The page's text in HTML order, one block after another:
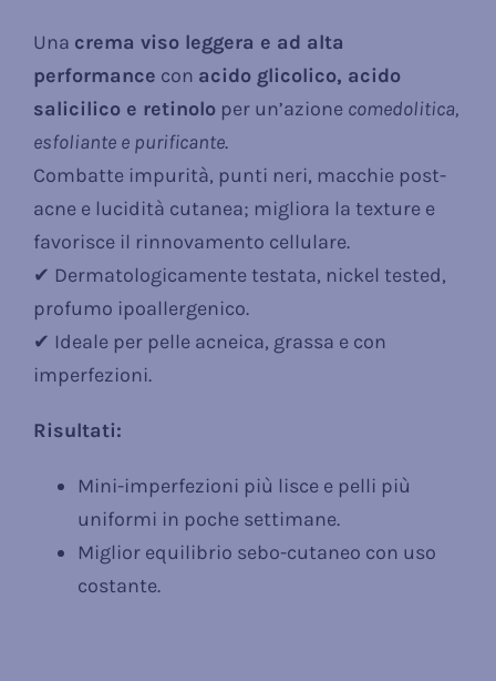
Una crema viso leggera e ad alta
performance con acido glicolico, acido
salicilico e retinolo per un’azione comedolitica,
esfoliante e purificante.
Combatte impurità, punti neri, macchie post-
acne e lucidità cutanea; migliora la texture e
favorisce il rinnovamento cellulare.
✔ Dermatologicamente testata, nickel tested,
profumo ipoallergenico.
✔ Ideale per pelle acneica, grassa e con
imperfezioni.
Risultati:
Mini-imperfezioni più lisce e pelli più
uniformi in poche settimane.
Miglior equilibrio sebo-cutaneo con uso
costante.